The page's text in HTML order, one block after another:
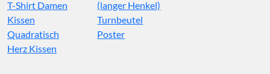
T-Shirt Damen
Kissen
Quadratisch
Herz Kissen
(langer Henkel)
Turnbeutel
Poster